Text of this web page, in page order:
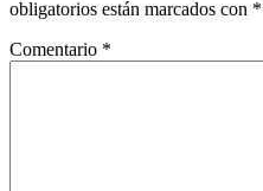
obligatorios están marcados con *
Comentario *